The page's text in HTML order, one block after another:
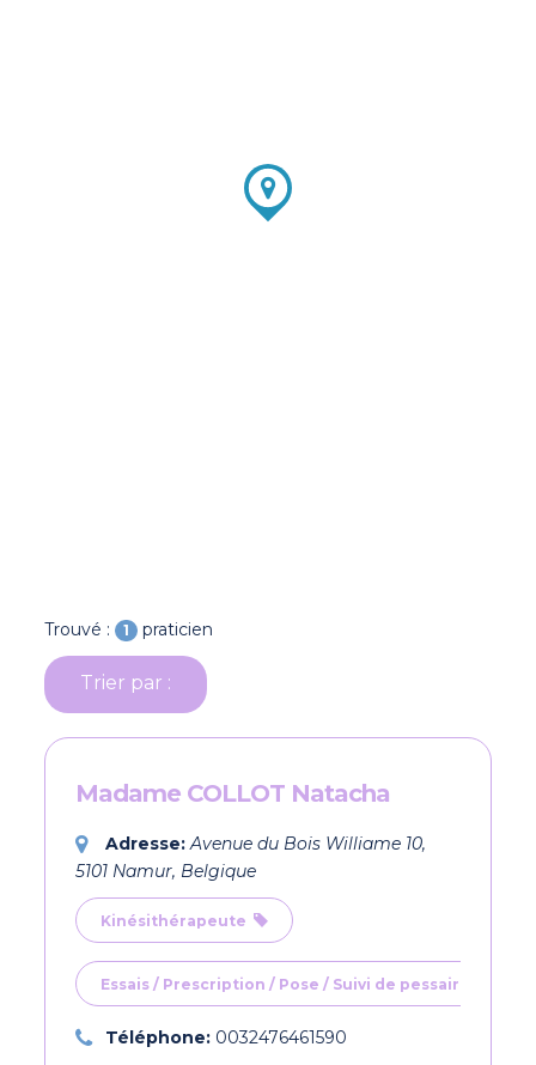
Trouvé : 1 praticien
Trier par :
Madame COLLOT Natacha
Adresse: Avenue du Bois Williame 10,
5101 Namur, Belgique
Kinésithérapeute
Essais / Prescription / Pose / Suivi de pessaires
Téléphone: 0032476461590